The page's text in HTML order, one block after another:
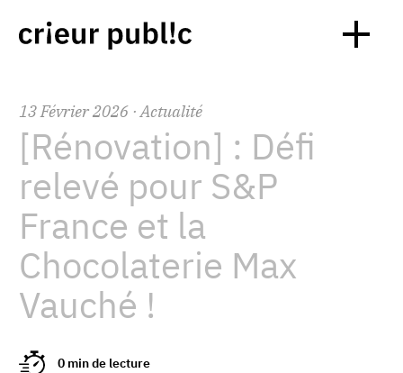
13Février2026 · Actualité
[Rénovation] : Défi
relevé pour S&P
France et la
Chocolaterie Max
Vauché !
0 min de lecture